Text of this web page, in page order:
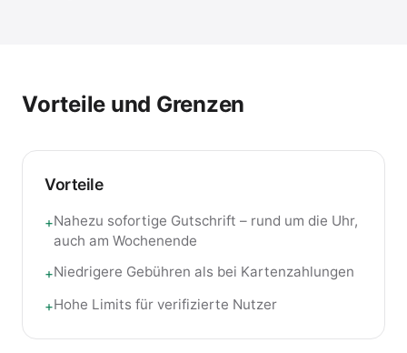
Vorteile und Grenzen
Vorteile
+Nahezu sofortige Gutschrift – rund um die Uhr,
auch am Wochenende
+Niedrigere Gebühren als bei Kartenzahlungen
+Hohe Limits für verifizierte Nutzer